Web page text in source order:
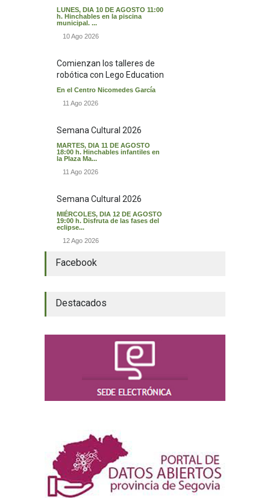
LUNES, DIA 10 DE AGOSTO 11:00
h. Hinchables en la piscina
municipal. ...
10 Ago 2026
Comienzan los talleres de
robótica con Lego Education
En el Centro Nicomedes García
11 Ago 2026
Semana Cultural 2026
MARTES, DIA 11 DE AGOSTO
18:00 h. Hinchables infantiles en
la Plaza Ma...
11 Ago 2026
Semana Cultural 2026
MIÉRCOLES, DIA 12 DE AGOSTO
19:00 h. Disfruta de las fases del
eclipse...
12 Ago 2026
Facebook
Destacados